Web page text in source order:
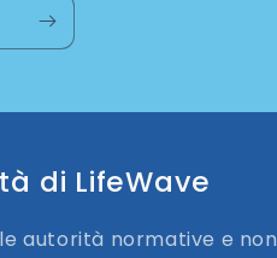
di LifeWave
autorità normative e non